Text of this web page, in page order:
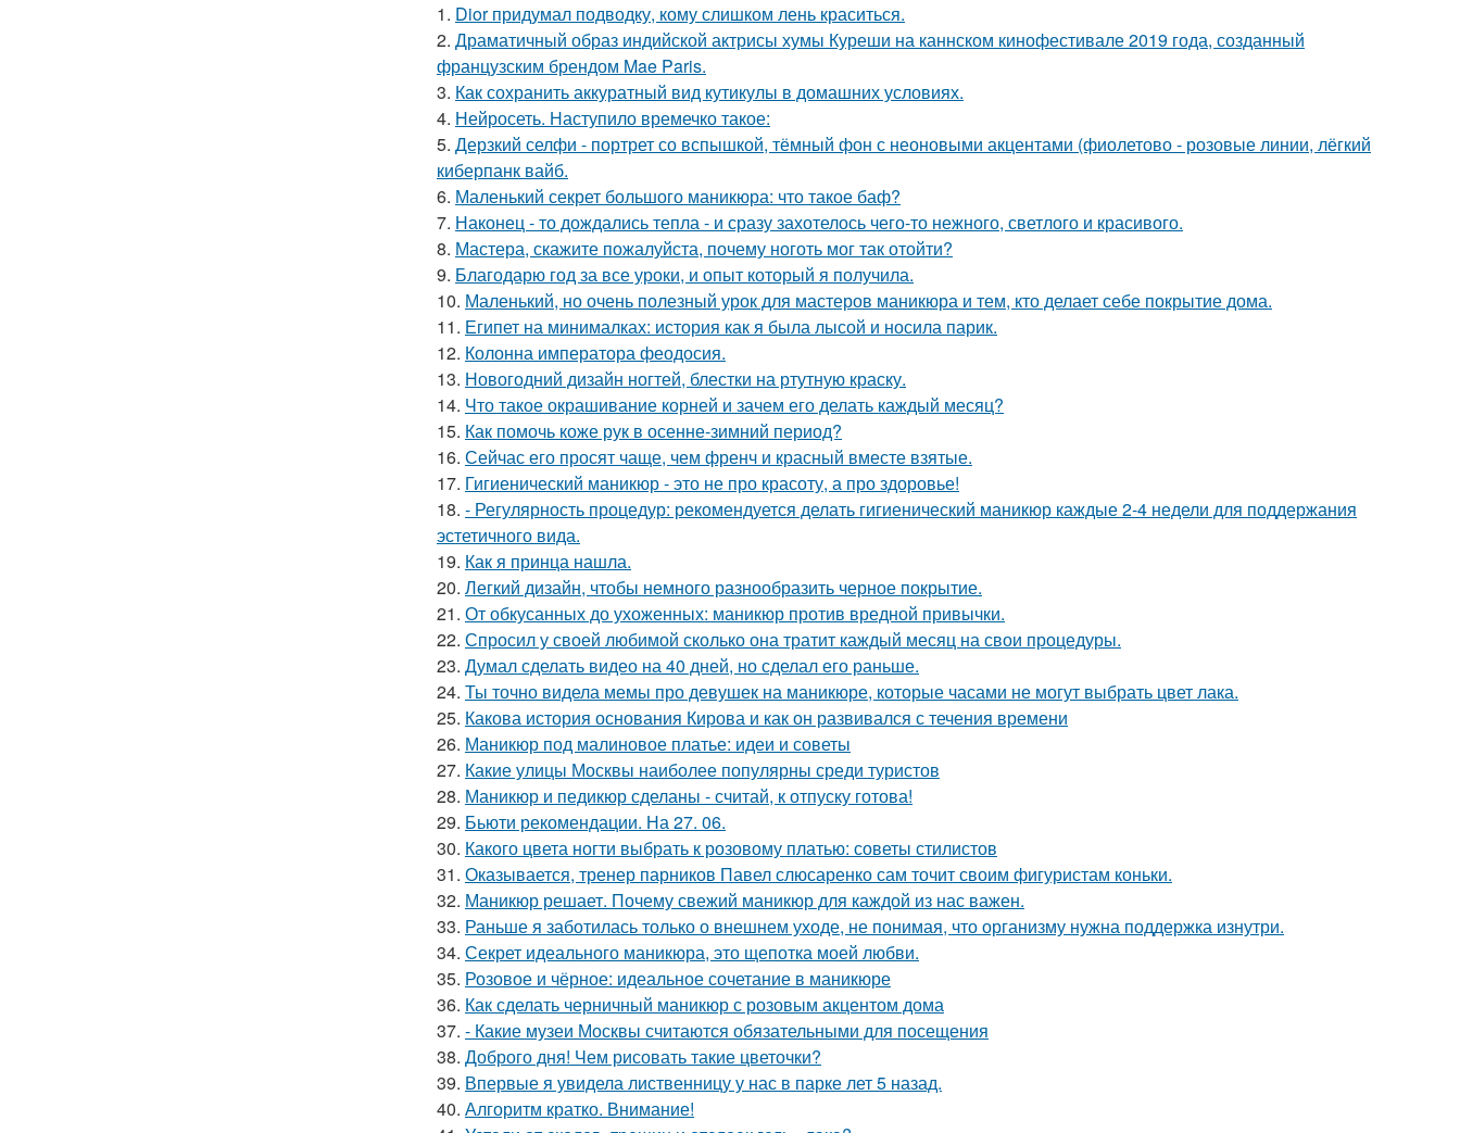
1. Dior придумал подводку, кому слишком лень краситься.
2. Драматичный образ индийской актрисы хумы Куреши на каннском кинофестивале 2019 года, созданный
французским брендом Mae Paris.
3. Как сохранить аккуратный вид кутикулы в домашних условиях.
4. Нейросеть. Наступило времечко такое:
5. Дерзкий селфи - портрет со вспышкой, тёмный фон с неоновыми акцентами (фиолетово - розовые линии, лёгкий
киберпанк вайб.
6. Маленький секрет большого маникюра: что такое баф?
7. Наконец - то дождались тепла - и сразу захотелось чего-то нежного, светлого и красивого.
8. Мастера, скажите пожалуйста, почему ноготь мог так отойти?
9. Благодарю год за все уроки, и опыт который я получила.
10. Маленький, но очень полезный урок для мастеров маникюра и тем, кто делает себе покрытие дома.
11. Египет на минималках: история как я была лысой и носила парик.
12. Колонна императора феодосия.
13. Новогодний дизайн ногтей, блестки на ртутную краску.
14. Что такое окрашивание корней и зачем его делать каждый месяц?
15. Как помочь коже рук в осенне-зимний период?
16. Сейчас его просят чаще, чем френч и красный вместе взятые.
17. Гигиенический маникюр - это не про красоту, а про здоровье!
18. - Регулярность процедур: рекомендуется делать гигиенический маникюр каждые 2-4 недели для поддержания
эстетичного вида.
19. Как я принца нашла.
20. Легкий дизайн, чтобы немного разнообразить черное покрытие.
21. От обкусанных до ухоженных: маникюр против вредной привычки.
22. Спросил у своей любимой сколько она тратит каждый месяц на свои процедуры.
23. Думал сделать видео на 40 дней, но сделал его раньше.
24. Ты точно видела мемы про девушек на маникюре, которые часами не могут выбрать цвет лака.
25. Какова история основания Кирова и как он развивался с течения времени
26. Маникюр под малиновое платье: идеи и советы
27. Какие улицы Москвы наиболее популярны среди туристов
28. Маникюр и педикюр сделаны - считай, к отпуску готова!
29. Бьюти рекомендации. На 27. 06.
30. Какого цвета ногти выбрать к розовому платью: советы стилистов
31. Оказывается, тренер парников Павел слюсаренко сам точит своим фигуристам коньки.
32. Маникюр решает. Почему свежий маникюр для каждой из нас важен.
33. Раньше я заботилась только о внешнем уходе, не понимая, что организму нужна поддержка изнутри.
34. Секрет идеального маникюра, это щепотка моей любви.
35. Розовое и чёрное: идеальное сочетание в маникюре
36. Как сделать черничный маникюр с розовым акцентом дома
37. - Какие музеи Москвы считаются обязательными для посещения
38. Доброго дня! Чем рисовать такие цветочки?
39. Впервые я увидела лиственницу у нас в парке лет 5 назад.
40. Алгоритм кратко. Внимание!